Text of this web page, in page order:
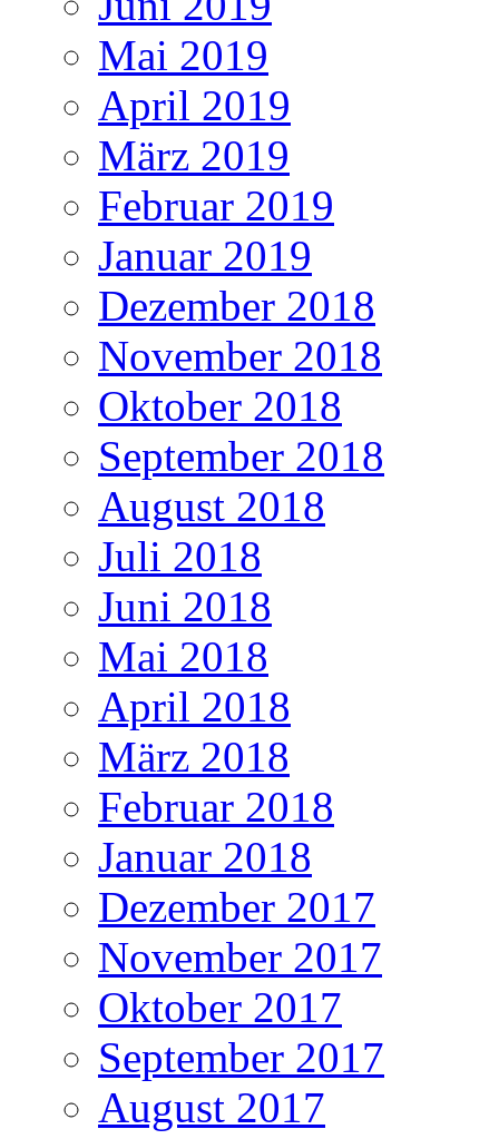
Mai 2019
April 2019
März 2019
Februar 2019
Januar 2019
Dezember 2018
November 2018
Oktober 2018
September 2018
August 2018
Juli 2018
Juni 2018
Mai 2018
April 2018
März 2018
Februar 2018
Januar 2018
Dezember 2017
November 2017
Oktober 2017
September 2017
August 2017